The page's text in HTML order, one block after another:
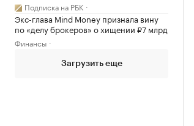
Подписка на РБК
Экс-глава Mind Money признала вину
по «делу брокеров» о хищении ₽7 млрд
Финансы
Загрузить еще